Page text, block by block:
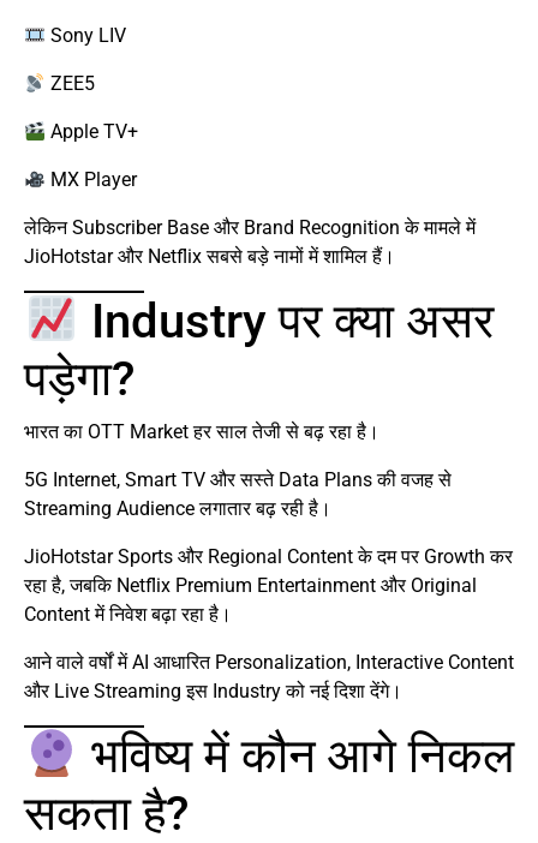
Sony LIV
ZEE5
Apple TV+
MX Player
लेकिन Subscriber Base और Brand Recognition के मामले में
JioHotstar और Netflix सबसे बड़े नामों में शामिल हैं।
Industry पर क्या असर
पड़ेगा?
भारत का OTT Market हर साल तेजी से बढ़ रहा है।
5G Internet, Smart TV और सस्ते Data Plans की वजह से
Streaming Audience लगातार बढ़ रही है।
JioHotstar Sports और Regional Content के दम पर Growth कर
रहा है, जबकि Netflix Premium Entertainment और Original
Content में निवेश बढ़ा रहा है।
आने वाले वर्षों में AI आधारित Personalization, Interactive Content
और Live Streaming इस Industry को नई दिशा देंगे।
भविष्य में कौन आगे निकल
सकता है?